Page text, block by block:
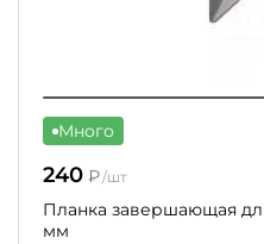
Много
240 ₽/шт
Планка завершающая
мм